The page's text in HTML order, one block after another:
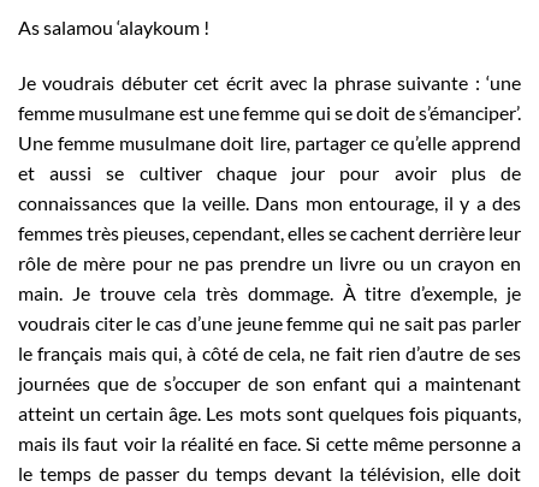
As salamou ‘alaykoum !
Je voudrais débuter cet écrit avec la phrase suivante : ‘une
femme musulmane est une femme qui se doit de s’émanciper’.
Une femme musulmane doit lire, partager ce qu’elle apprend
et aussi se cultiver chaque jour pour avoir plus de
connaissances que la veille. Dans mon entourage, il y a des
femmes très pieuses, cependant, elles se cachent derrière leur
rôle de mère pour ne pas prendre un livre ou un crayon en
main. Je trouve cela très dommage. À titre d’exemple, je
voudrais citer le cas d’une jeune femme qui ne sait pas parler
le français mais qui, à côté de cela, ne fait rien d’autre de ses
journées que de s’occuper de son enfant qui a maintenant
atteint un certain âge. Les mots sont quelques fois piquants,
mais ils faut voir la réalité en face. Si cette même personne a
le temps de passer du temps devant la télévision, elle doit